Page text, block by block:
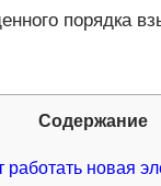
порядка
Содержание
работать новая